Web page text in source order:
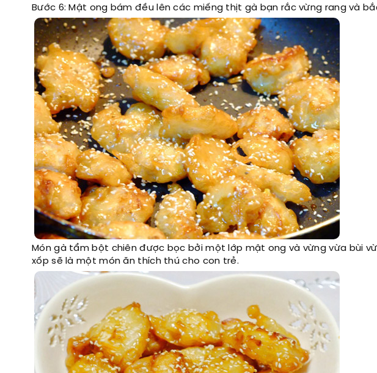
Bước 6: Mật ong bám đều lên các miếng thịt gà bạn rắc vừng rang và
Món gà tẩm bột chiên được bọc bởi một lớp mật ong và vừng vừa bùi
xốp sẽ là một món ăn thích thú cho con trẻ.